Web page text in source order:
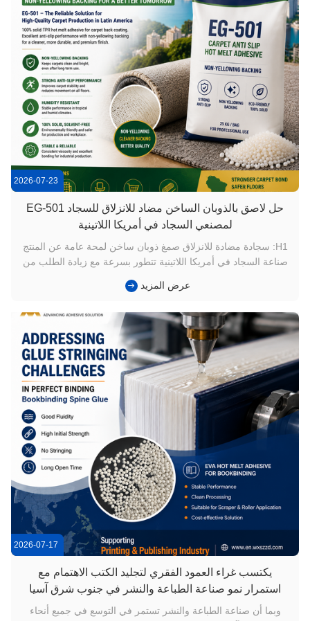
2026-07-23
حل لاصق بالذوبان الساخن مضاد للانزلاق للسجاد EG-501
لمصنعي السجاد في أمريكا اللاتينية
H1: سجادة مضادة للانزلاق صمغ ذوبان ساخن لمحة عامة عن المنتج
صناعة السجاد في أمريكا اللاتينية تتطور بسرعة مع زيادة الطلب من
السجاد عن حلول لاصقة يمكنها توفير: أداء قوي ضد الانزلاق خلفية
عرض المزيد
2026-07-17
يكتسب غراء العمود الفقري لتجليد الكتب الاهتمام مع
استمرار نمو صناعة الطباعة والنشر في جنوب شرق آسيا
وبما أن صناعة الطباعة والنشر تستمر في التوسع في جميع أنحاء